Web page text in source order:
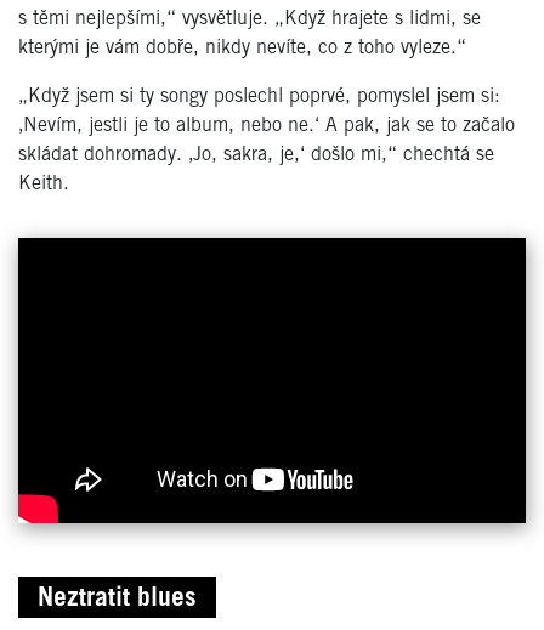
s těmi nejlepšími,“ vysvětluje. „Když hrajete s lidmi, se
kterými je vám dobře, nikdy nevíte, co z toho vyleze.“
„Když jsem si ty songy poslechl poprvé, pomyslel jsem si:
‚Nevím, jestli je to album, nebo ne.‘ A pak, jak se to začalo
skládat dohromady. ‚Jo, sakra, je,‘ došlo mi,“ chechtá se
Keith.
Neztratit blues